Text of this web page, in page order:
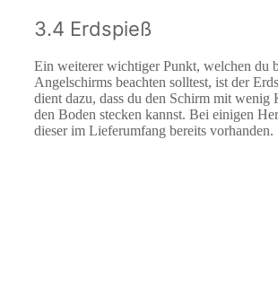
3.4 Erdspieß
Ein weiterer wichtiger Punkt, welchen du
Angelschirms beachten solltest, ist der
dient dazu, dass du den Schirm mit wenig
den Boden stecken kannst. Bei einigen
dieser im Lieferumfang bereits vorhanden.